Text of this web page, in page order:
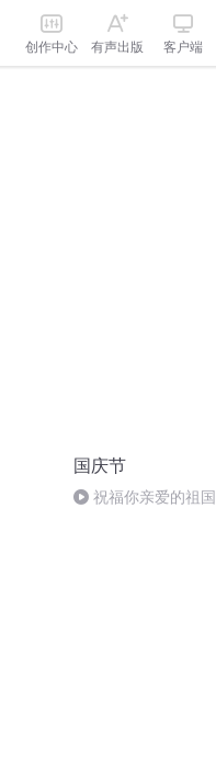
创作中心 有声出版 客户端
国庆节
祝福你亲爱的祖国